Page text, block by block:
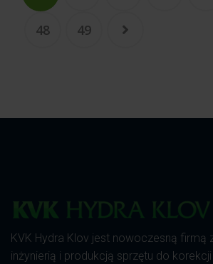
48 49
KVK Hydra Klov jest nowoczesną firmą
inżynierią i produkcją sprzętu do